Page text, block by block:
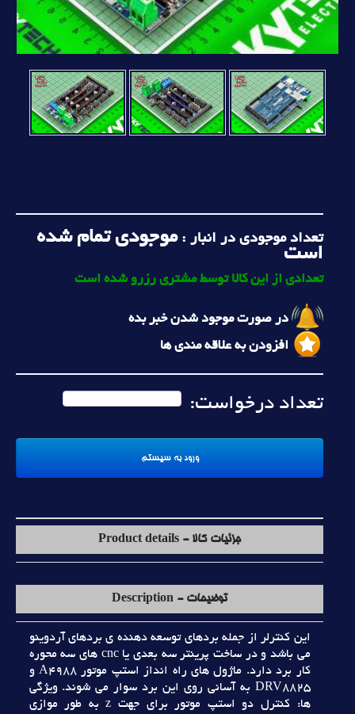
تعداد موجودی در انبار :موجودی تمام شده
است
تعدادی از این کالا توسط مشتری رزرو شده است
در صورت موجود شدن خبر بده
افزودن به علاقه مندی ها
تعداد درخواست:
جزئیات کالا - Product details
توضیحات - Description
اين کنترلر از جمله بردهاي توسعه دهنده ي بردهاي آردوينو
مي باشد و در ساخت پرينتر سه بعدي يا cnc هاي سه محوره
کار برد دارد. ماژول هاي راه انداز استپ موتور A4988 و
DRV8825 به آساني روي اين برد سوار مي شوند. ويژگي
ها: کنترل دو استپ موتور براي جهت z به طور موازي